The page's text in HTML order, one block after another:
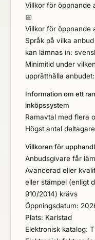
Villkor för
📅
Villkor för öppnande
Språk på vilka
kan lämnas in:
Minimitid under
upprätthålla
Information om ett
inköpssystem
Ramavtal med flera
Högst antal
Villkoren för
Anbudsgivare får
Avancerad eller
eller stämpel (enligt
910/2014) krävs
Öppningsdatum:
Plats: Karlstad
Elektronisk katalog: